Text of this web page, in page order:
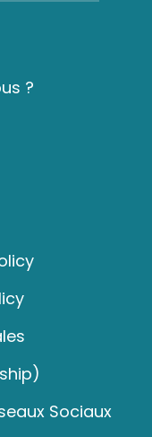
?
Sociaux